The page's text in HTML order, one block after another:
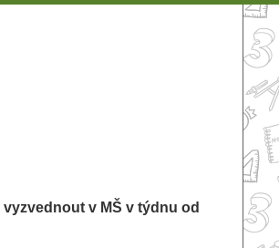
vyzvednout v MŠ v týdnu od